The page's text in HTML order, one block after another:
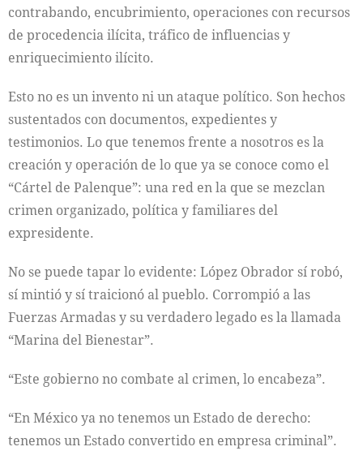
contrabando, encubrimiento, operaciones con recursos
de procedencia ilícita, tráfico de influencias y
enriquecimiento ilícito.
Esto no es un invento ni un ataque político. Son hechos
sustentados con documentos, expedientes y
testimonios. Lo que tenemos frente a nosotros es la
creación y operación de lo que ya se conoce como el
“Cártel de Palenque”: una red en la que se mezclan
crimen organizado, política y familiares del
expresidente.
No se puede tapar lo evidente: López Obrador sí robó,
sí mintió y sí traicionó al pueblo. Corrompió a las
Fuerzas Armadas y su verdadero legado es la llamada
“Marina del Bienestar”.
“Este gobierno no combate al crimen, lo encabeza”.
“En México ya no tenemos un Estado de derecho:
tenemos un Estado convertido en empresa criminal”.